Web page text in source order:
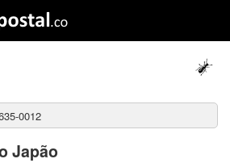
0012
Japão